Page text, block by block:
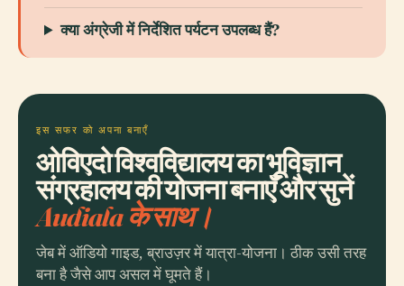
क्या अंग्रेजी में निर्देशित पर्यटन उपलब्ध हैं?
इस सफर को अपना बनाएँ
ओविएदो विश्वविद्यालय का भूविज्ञान
संग्रहालय की योजना बनाएँ और सुनें
Audiala के साथ।
जेब में ऑडियो गाइड, ब्राउज़र में यात्रा-योजना। ठीक उसी तरह
बना है जैसे आप असल में घूमते हैं।